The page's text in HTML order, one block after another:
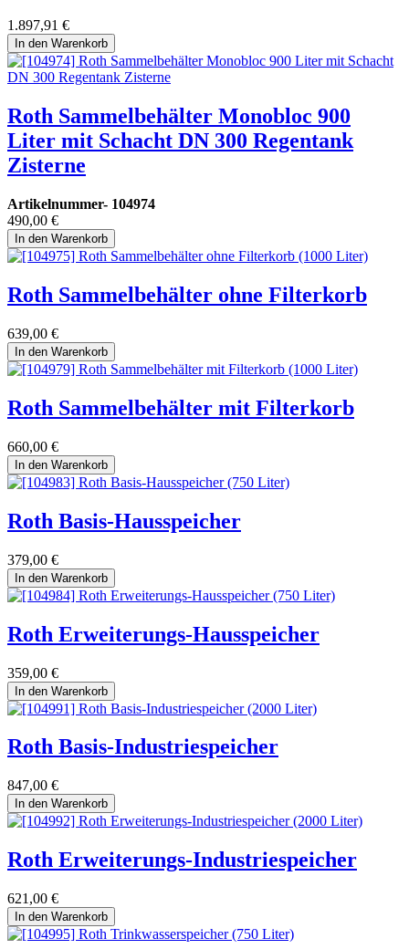
1.897,91 €
In den Warenkorb
Roth Sammelbehälter Monobloc 900
Liter mit Schacht DN 300 Regentank
Zisterne
Artikelnummer- 104974
490,00 €
In den Warenkorb
Roth Sammelbehälter ohne Filterkorb
639,00 €
In den Warenkorb
Roth Sammelbehälter mit Filterkorb
660,00 €
In den Warenkorb
Roth Basis-Hausspeicher
379,00 €
In den Warenkorb
Roth Erweiterungs-Hausspeicher
359,00 €
In den Warenkorb
Roth Basis-Industriespeicher
847,00 €
In den Warenkorb
Roth Erweiterungs-Industriespeicher
621,00 €
In den Warenkorb